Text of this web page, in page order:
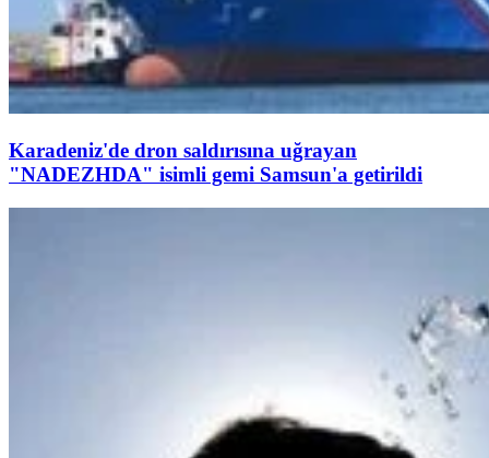
Karadeniz'de dron saldırısına uğrayan
"NADEZHDA" isimli gemi Samsun'a getirildi